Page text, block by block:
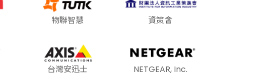
物聯智慧 資策會
台灣安迅士 NETGEAR, Inc.